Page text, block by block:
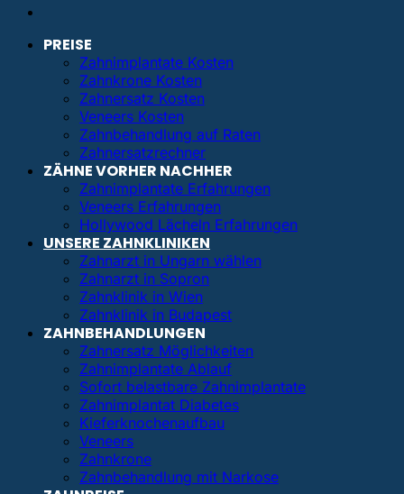
PREISE
Zahnimplantate Kosten
Zahnkrone Kosten
Zahnersatz Kosten
Veneers Kosten
Zahnbehandlung auf Raten
Zahnersatzrechner
ZÄHNE VORHER NACHHER
Zahnimplantate Erfahrungen
Veneers Erfahrungen
Hollywood Lächeln Erfahrungen
UNSERE ZAHNKLINIKEN
Zahnarzt in Ungarn wählen
Zahnarzt in Sopron
Zahnklinik in Wien
Zahnklinik in Budapest
ZAHNBEHANDLUNGEN
Zahnersatz Möglichkeiten
Zahnimplantate Ablauf
Sofort belastbare Zahnimplantate
Zahnimplantat Diabetes
Kieferknochenaufbau
Veneers
Zahnkrone
Zahnbehandlung mit Narkose